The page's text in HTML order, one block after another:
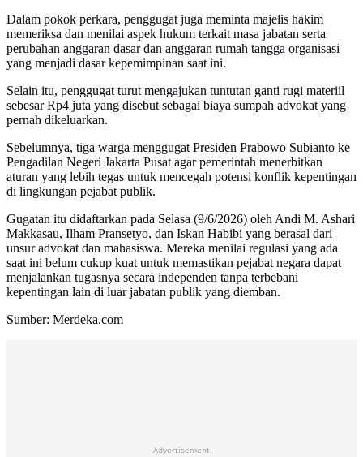
Dalam pokok perkara, penggugat juga meminta majelis hakim
memeriksa dan menilai aspek hukum terkait masa jabatan serta
perubahan anggaran dasar dan anggaran rumah tangga organisasi
yang menjadi dasar kepemimpinan saat ini.
Selain itu, penggugat turut mengajukan tuntutan ganti rugi materiil
sebesar Rp4 juta yang disebut sebagai biaya sumpah advokat yang
pernah dikeluarkan.
Sebelumnya, tiga warga menggugat Presiden Prabowo Subianto ke
Pengadilan Negeri Jakarta Pusat agar pemerintah menerbitkan
aturan yang lebih tegas untuk mencegah potensi konflik kepentingan
di lingkungan pejabat publik.
Gugatan itu didaftarkan pada Selasa (9/6/2026) oleh Andi M. Ashari
Makkasau, Ilham Pransetyo, dan Iskan Habibi yang berasal dari
unsur advokat dan mahasiswa. Mereka menilai regulasi yang ada
saat ini belum cukup kuat untuk memastikan pejabat negara dapat
menjalankan tugasnya secara independen tanpa terbebani
kepentingan lain di luar jabatan publik yang diemban.
Sumber: Merdeka.com
Advertisement